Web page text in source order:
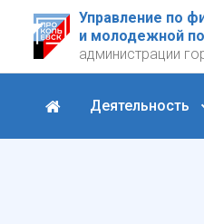
Управление по
и молодежной
администрации
Деятельность